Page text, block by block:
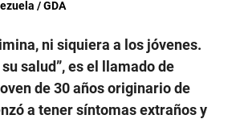
/ GDA
ni siquiera a los jóvenes.
salud”, es el llamado de
de 30 años originario de
a tener síntomas extraños y